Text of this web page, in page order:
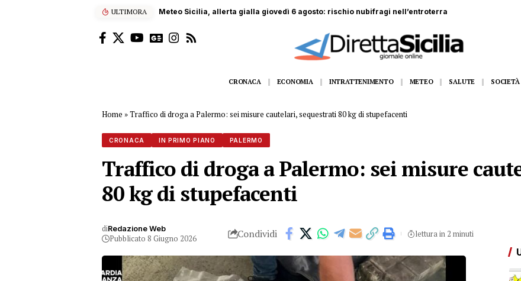
ULTIMORA Carrara, operaio siciliano di 44 anni muore schiacciato da lastre di marmo
CRONACA ECONOMIA INTRATTENIMENTO METEO SALUTE SOCIETÀ
Home »Traffico di droga a Palermo: sei misure cautelari, sequestrati 80 kg di stupefacenti
CRONACA IN PRIMO PIANO PALERMO
Traffico di droga a Palermo: sei misure
80 kg di stupefacenti
diRedazione Web
Pubblicato 8 Giugno 2026 Condividi lettura in 2 minuti